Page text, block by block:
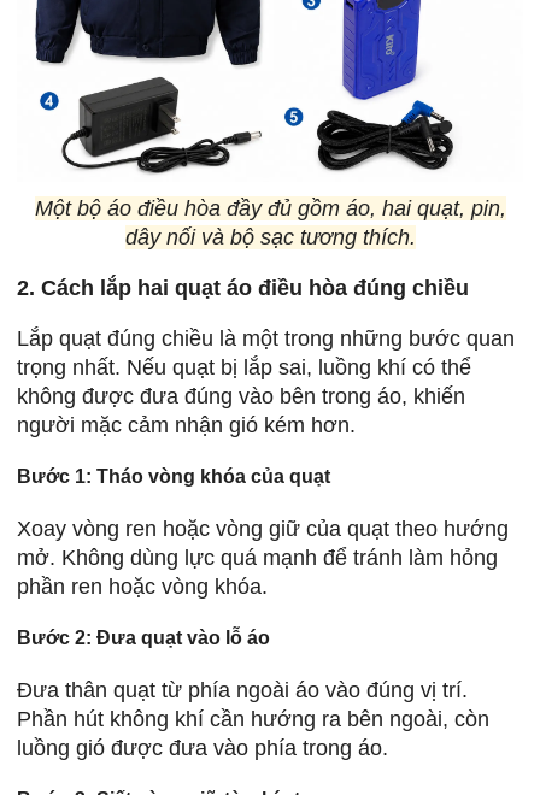
Một bộ áo điều hòa đầy đủ gồm áo, hai quạt, pin,
dây nối và bộ sạc tương thích.
2. Cách lắp hai quạt áo điều hòa đúng chiều
Lắp quạt đúng chiều là một trong những bước quan
trọng nhất. Nếu quạt bị lắp sai, luồng khí có thể
không được đưa đúng vào bên trong áo, khiến
người mặc cảm nhận gió kém hơn.
Bước 1: Tháo vòng khóa của quạt
Xoay vòng ren hoặc vòng giữ của quạt theo hướng
mở. Không dùng lực quá mạnh để tránh làm hỏng
phần ren hoặc vòng khóa.
Bước 2: Đưa quạt vào lỗ áo
Đưa thân quạt từ phía ngoài áo vào đúng vị trí.
Phần hút không khí cần hướng ra bên ngoài, còn
luồng gió được đưa vào phía trong áo.